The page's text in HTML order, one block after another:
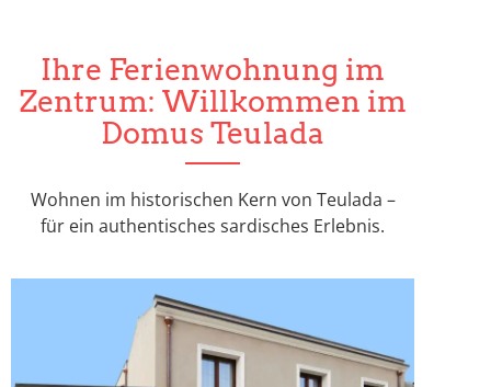
Ihre Ferienwohnung im
Zentrum: Willkommen im
Domus Teulada
Wohnen im historischen Kern von Teulada –
für ein authentisches sardisches Erlebnis.